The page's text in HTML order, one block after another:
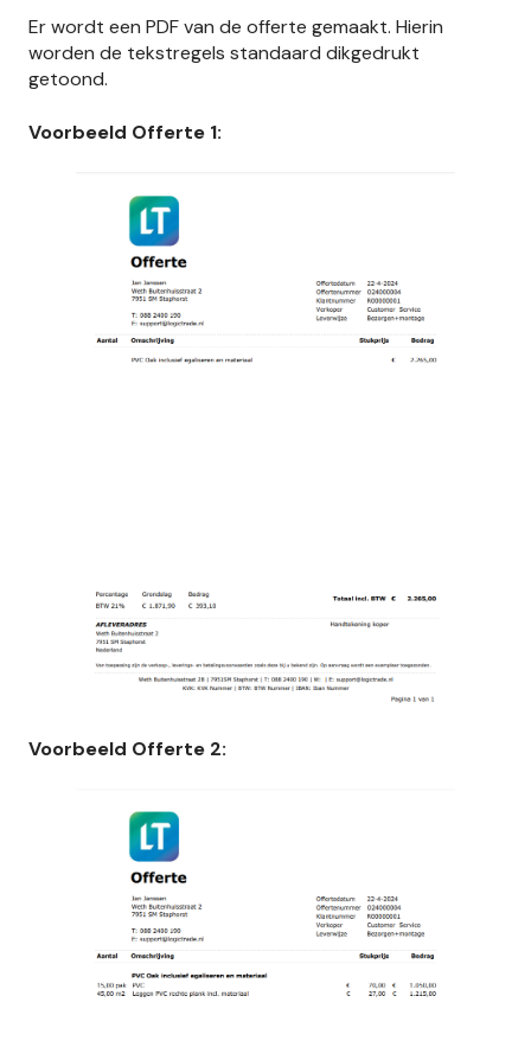
Er wordt een PDF van de offerte gemaakt. Hierin
worden de tekstregels standaard dikgedrukt
getoond.
Voorbeeld Offerte 1:
Voorbeeld Offerte 2: